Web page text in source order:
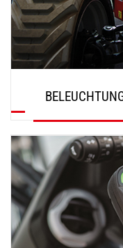
ENTDECKEN